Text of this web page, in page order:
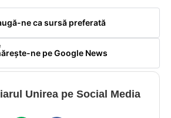
ne ca sursă preferată
ne pe Google News
Unirea pe Social Media